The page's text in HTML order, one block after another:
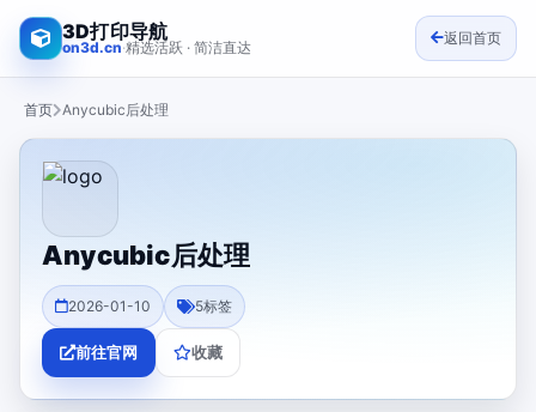
3D打印导航
on3d.cn·精选活跃 · 简洁直达
返回首页
首页 Anycubic后处理
Anycubic后处理
2026-01-10 5标签
前往官网 收藏